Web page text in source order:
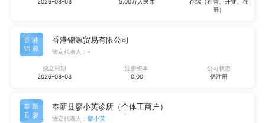
2026-08-03
5.00万人民币
存续（在营、开业、在
册）
香港
锦源
香港锦源贸易有限公司
法定代表人： -
成立日期
2026-08-03
注册资本
0.00
公司状态
仍注册
奉新
县廖
奉新县廖小英诊所（个体工商户）
法定代表人： 廖小英